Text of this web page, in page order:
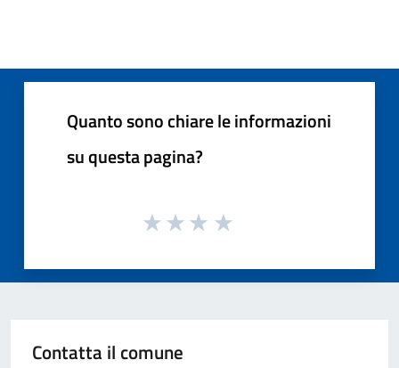
Quanto sono chiare le informazioni
su questa pagina?
Contatta il comune